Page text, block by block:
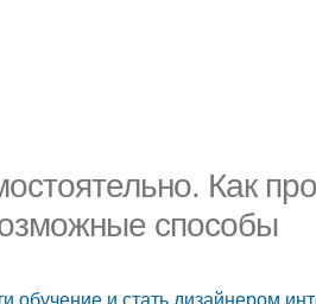
Как
способы